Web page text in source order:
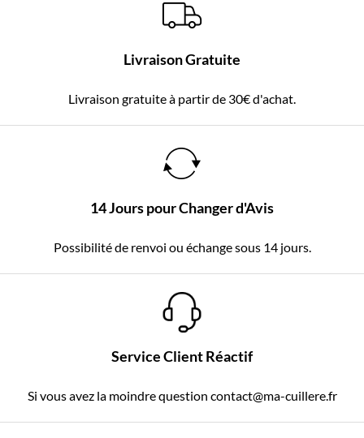
Livraison Gratuite
Livraison gratuite à partir de 30€ d'achat.
14 Jours pour Changer d'Avis
Possibilité de renvoi ou échange sous 14 jours.
Service Client Réactif
Si vous avez la moindre question contact@ma-cuillere.fr